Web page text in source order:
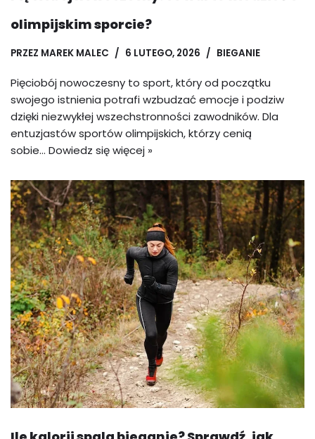
olimpijskim sporcie?
PRZEZ MAREK MALEC 6 LUTEGO, 2026 BIEGANIE
Pięciobój nowoczesny to sport, który od początku
swojego istnienia potrafi wzbudzać emocje i podziw
dzięki niezwykłej wszechstronności zawodników. Dla
entuzjastów sportów olimpijskich, którzy cenią
sobie… Dowiedz się więcej »